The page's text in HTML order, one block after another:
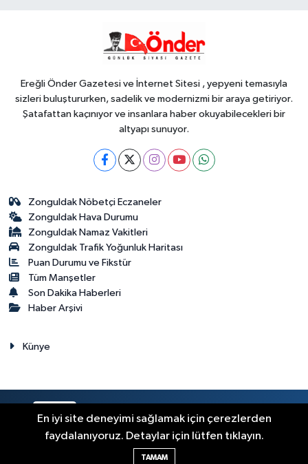
19:00
coşku
Ereğli Önder Gazetesi ve İnternet Sitesi , yepyeni temasıyla
sizleri buluştururken, sadelik ve modernizmi bir araya getiriyor.
Şatafattan kaçınıyor ve insanlara haber okuyabilecekleri bir
altyapı sunuyor.
Zonguldak Nöbetçi Eczaneler
Zonguldak Hava Durumu
Zonguldak Namaz Vakitleri
Zonguldak Trafik Yoğunluk Haritası
Puan Durumu ve Fikstür
Tüm Manşetler
Son Dakika Haberleri
Haber Arşivi
Künye
RSS Copyright © 2023. Her hakkı saklıdır.
Haber Yazılımı:
En iyi site deneyimi sağlamak için çerezlerden
faydalanıyoruz. Detaylar için lütfen tıklayın.
TAMAM